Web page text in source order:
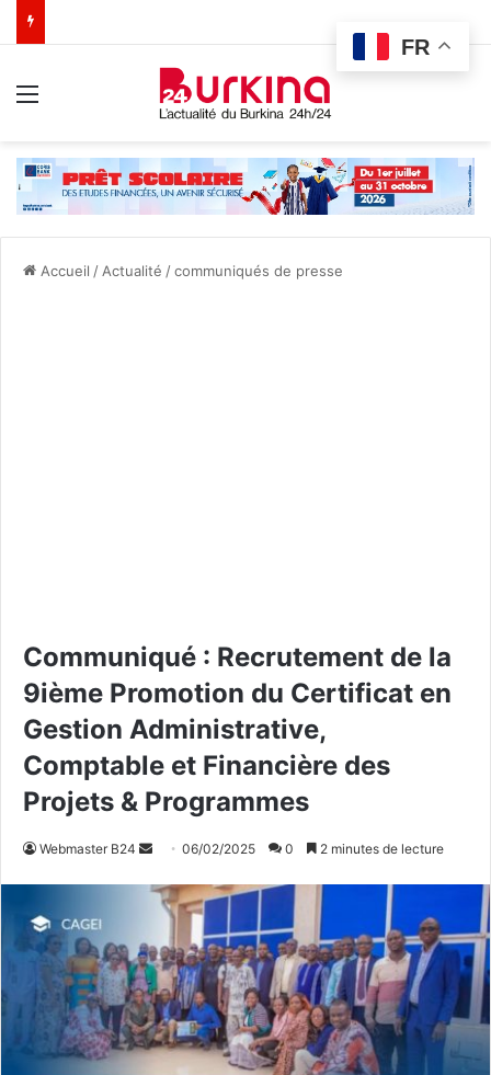
Accueil / Actualité /communiqués de presse
Communiqué : Recrutement de la
9ième Promotion du Certificat en
Gestion Administrative,
Comptable et Financière des
Projets & Programmes
Webmaster B24
y
r
u
n
06/02/2025 0 2 minutes de lecture
FR